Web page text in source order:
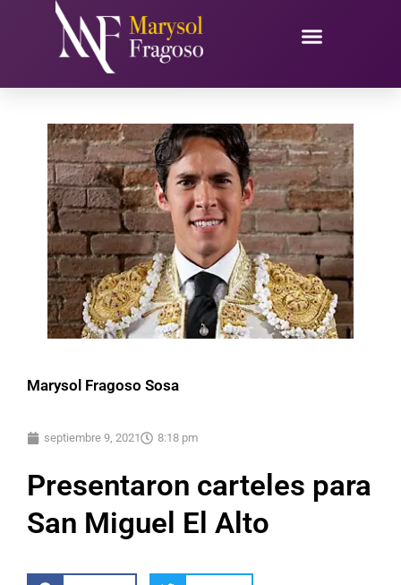
contenido
Marysol Fragoso Sosa
septiembre 9, 2021 8:18 pm
Presentaron carteles para
San Miguel El Alto